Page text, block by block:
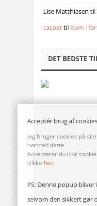
Lise Matthiasen til
caspertil Kom i
DET BEDSTE
Send
Acceptér brug af
Jeg bruger cookies på
hermed dette.
Accepterer du ikke
klikke her.
PS: Denne popup
selvom den sikkert gør